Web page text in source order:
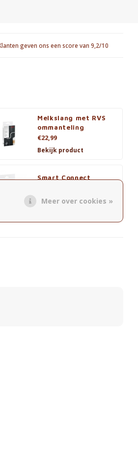
geven ons een score van 9,2/10
Melkslang met RVS
ommanteling
€22,99
Bekijk product
Smart Connect
Bekijk product
Meer over cookies »